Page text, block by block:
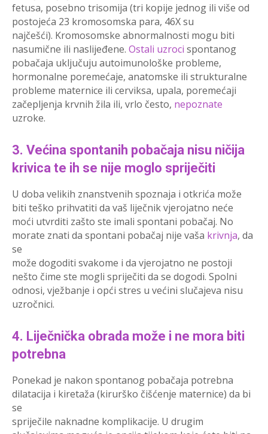
fetusa, posebno trisomija (tri kopije jednog ili više od
postojeća 23 kromosomska para, 46X su
najčešći). Kromosomske abnormalnosti mogu biti
nasumične ili naslijeđene. Ostali uzroci spontanog
pobačaja uključuju autoimunološke probleme,
hormonalne poremećaje, anatomske ili strukturalne
probleme maternice ili cerviksa, upala, poremećaji
začepljenja krvnih žila ili, vrlo često, nepoznate
uzroke.
3. Većina spontanih pobačaja nisu ničija
krivica te ih se nije moglo spriječiti
U doba velikih znanstvenih spoznaja i otkrića može
biti teško prihvatiti da vaš liječnik vjerojatno neće
moći utvrditi zašto ste imali spontani pobačaj. No
morate znati da spontani pobačaj nije vaša krivnja, da
se
može dogoditi svakome i da vjerojatno ne postoji
nešto čime ste mogli spriječiti da se dogodi. Spolni
odnosi, vježbanje i opći stres u većini slučajeva nisu
uzročnici.
4. Liječnička obrada može i ne mora biti
potrebna
Ponekad je nakon spontanog pobačaja potrebna
dilatacija i kiretaža (kirurško čišćenje maternice) da bi
se
spriječile naknadne komplikacije. U drugim